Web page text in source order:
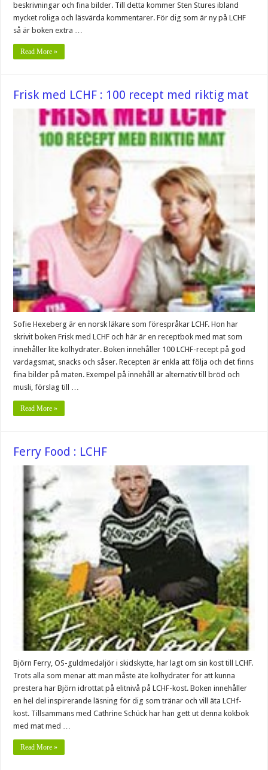
beskrivningar och fina bilder. Till detta kommer Sten Stures ibland
mycket roliga och läsvärda kommentarer. För dig som är ny på LCHF
så är boken extra …
Read More »
Frisk med LCHF : 100 recept med riktig mat
Sofie Hexeberg är en norsk läkare som förespråkar LCHF. Hon har
skrivit boken Frisk med LCHF och här är en receptbok med mat som
innehåller lite kolhydrater. Boken innehåller 100 LCHF-recept på god
vardagsmat, snacks och såser. Recepten är enkla att följa och det finns
fina bilder på maten. Exempel på innehåll är alternativ till bröd och
musli, förslag till …
Read More »
Ferry Food : LCHF
Björn Ferry, OS-guldmedaljör i skidskytte, har lagt om sin kost till LCHF.
Trots alla som menar att man måste äte kolhydrater för att kunna
prestera har Björn idrottat på elitnivå på LCHF-kost. Boken innehåller
en hel del inspirerande läsning för dig som tränar och vill äta LCHf-
kost. Tillsammans med Cathrine Schück har han gett ut denna kokbok
med mat med …
Read More »